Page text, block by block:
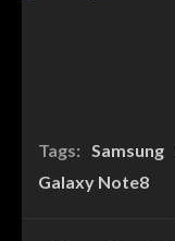
Tags: Samsung
Galaxy Note8